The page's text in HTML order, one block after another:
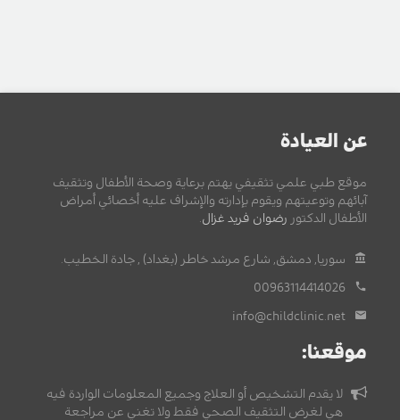
عن العيادة
موقع طبي علمي تثقيفي يهتم برعاية وصحة الأطفال وتثقيف
آبائهم وتوعيتهم ويقوم بإدارته والإشراف عليه أخصائي أمراض
الأطفال الدكتور رضوان فريد غزال.
سوريا, دمشق, شارع مرشد خاطر (بغداد) , جادة الخطيب.
00963114414026
info@childclinic.net
موقعنا:
لا يقدم التشخيص أو العلاج وجميع المعلومات الواردة فيه
هي لغرض التثقيف الصحي فقط ولا تغني عن مراجعة